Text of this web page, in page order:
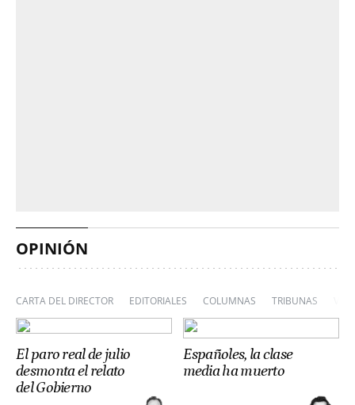
OPINIÓN
CARTA DEL DIRECTOR EDITORIALES COLUMNAS TRIBUNAS
El paro real de julio
desmonta el relato
del Gobierno
Españoles, la clase
media ha muerto